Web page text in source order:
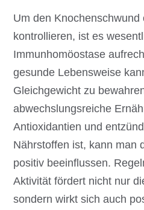
Um den Knochenschwund
kontrollieren, ist es
Immunhomöostase
gesunde Lebensweise
Gleichgewicht zu
abwechslungsreiche
Antioxidantien und
Nährstoffen ist, kann man
positiv beeinflussen.
Aktivität fördert nicht nur
sondern wirkt sich auch